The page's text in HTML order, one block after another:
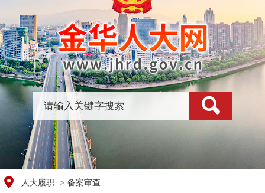
人大履职 > 备案审查